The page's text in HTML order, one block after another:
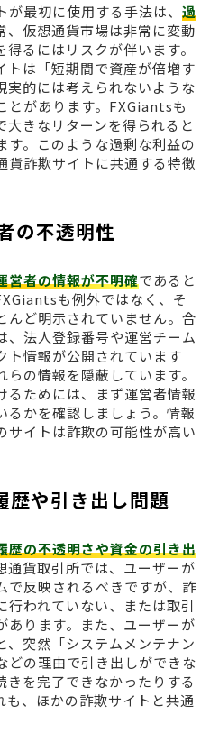
最初に使用する手法は、 過
、仮想通貨市場は非常に変動
るにはリスクが伴います。
トは「短期間で資産が倍増す
実的には考えられないような
とがあります。FXGiantsも
大きなリターンを得られると
す。このような過剰な利益の
貨詐欺サイトに共通する特徴
の不透明性
営者の情報が不明確であると
も例外ではなく、そ
んど明示されていません。合
、法人登録番号や運営チーム
ト情報が公開されています
の情報を隠蔽しています。
るためには、まず運営者情報
るかを確認しましょう。情報
サイトは詐欺の可能性が高い
歴や引き出し問題
歴の不透明さや資金の引き出
通貨取引所では、ユーザーが
で反映されるべきですが、詐
行われていない、または取引
あります。また、ユーザーが
、突然「システムメンテナン
どの理由で引き出しができな
きを完了できなかったりする
も、ほかの詐欺サイトと共通